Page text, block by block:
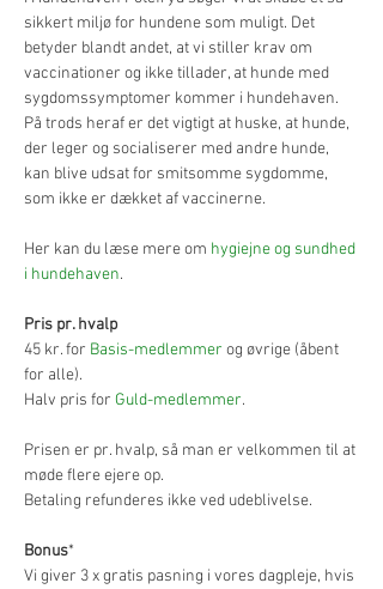
sikkert miljø for hundene som muligt. Det
betyder blandt andet, at vi stiller krav om
vaccinationer og ikke tillader, at hunde med
sygdomssymptomer kommer i hundehaven.
På trods heraf er det vigtigt at huske, at hunde,
der leger og socialiserer med andre hunde,
kan blive udsat for smitsomme sygdomme,
som ikke er dækket af vaccinerne.
Her kan du læse mere om hygiejne og sundhed
i hundehaven.
Pris pr. hvalp
45 kr. for Basis-medlemmer og øvrige (åbent
for alle).
Halv pris for Guld-medlemmer.
Prisen er pr. hvalp, så man er velkommen til at
møde flere ejere op.
Betaling refunderes ikke ved udeblivelse.
Bonus*
Vi giver 3 x gratis pasning i vores dagpleje, hvis